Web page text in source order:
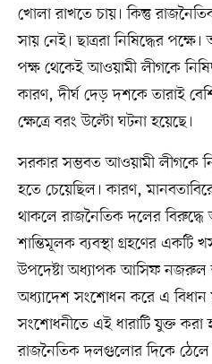
খোলা রাখতে চায়। কিন্তু
সায় নেই। ছাত্ররা নিষিদ্ধের
পক্ষ থেকেই আওয়ামী লীগকে
কারণ, দীর্ঘ দেড় দশকে তারাই
ক্ষেত্রে বরং উল্টো ঘটনা হয়েছে।
সরকার সম্ভবত আওয়ামী লীগকে
হতে চেয়েছিল। কারণ,
থাকলে রাজনৈতিক দলের বিরুদ্ধে
শান্তিমূলক ব্যবস্থা গ্রহণের
উপদেষ্টা অধ্যাপক আসিফ নজরুল
অধ্যাদেশ সংশোধন করে এ বিধান
সংশোধনীতে এই ধারাটি যুক্ত
রাজনৈতিক দলগুলোর দিকে ঠেলে